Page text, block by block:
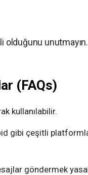
olduğunu unutmayın.
(FAQs)
kullanılabilir.
gibi çeşitli
göndermek